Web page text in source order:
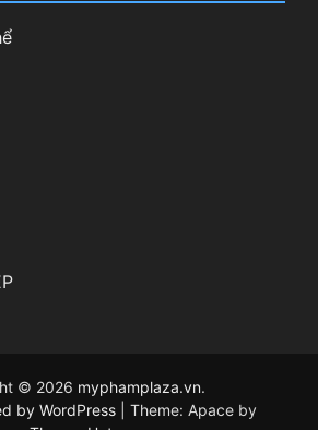
© 2026 myphamplaza.vn.
by WordPress
Theme: Apace by